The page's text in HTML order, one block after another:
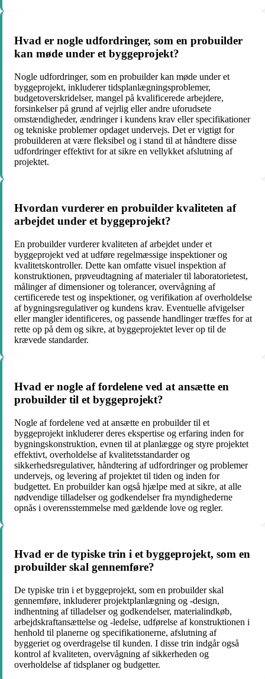
Hvad er nogle udfordringer, som en probuilder
kan møde under et byggeprojekt?
Nogle udfordringer, som en probuilder kan møde under et
byggeprojekt, inkluderer tidsplanlægningsproblemer,
budgetoverskridelser, mangel på kvalificerede arbejdere,
forsinkelser på grund af vejrlig eller andre uforudsete
omstændigheder, ændringer i kundens krav eller specifikationer
og tekniske problemer opdaget undervejs. Det er vigtigt for
probuilderen at være fleksibel og i stand til at håndtere disse
udfordringer effektivt for at sikre en vellykket afslutning af
projektet.
Hvordan vurderer en probuilder kvaliteten af
arbejdet under et byggeprojekt?
En probuilder vurderer kvaliteten af arbejdet under et
byggeprojekt ved at udføre regelmæssige inspektioner og
kvalitetskontroller. Dette kan omfatte visuel inspektion af
konstruktionen, prøveudtagning af materialer til laboratorietest,
målinger af dimensioner og tolerancer, overvågning af
certificerede test og inspektioner, og verifikation af overholdelse
af bygningsregulativer og kundens krav. Eventuelle afvigelser
eller mangler identificeres, og passende handlinger træffes for at
rette op på dem og sikre, at byggeprojektet lever op til de
krævede standarder.
Hvad er nogle af fordelene ved at ansætte en
probuilder til et byggeprojekt?
Nogle af fordelene ved at ansætte en probuilder til et
byggeprojekt inkluderer deres ekspertise og erfaring inden for
bygningskonstruktion, evnen til at planlægge og styre projektet
effektivt, overholdelse af kvalitetsstandarder og
sikkerhedsregulativer, håndtering af udfordringer og problemer
undervejs, og levering af projektet til tiden og inden for
budgettet. En probuilder kan også hjælpe med at sikre, at alle
nødvendige tilladelser og godkendelser fra myndighederne
opnås i overensstemmelse med gældende love og regler.
Hvad er de typiske trin i et byggeprojekt, som en
probuilder skal gennemføre?
De typiske trin i et byggeprojekt, som en probuilder skal
gennemføre, inkluderer projektplanlægning og -design,
indhentning af tilladelser og godkendelser, materialindkøb,
arbejdskraftansættelse og -ledelse, udførelse af konstruktionen i
henhold til planerne og specifikationerne, afslutning af
byggeriet og overdragelse til kunden. I disse trin indgår også
kontrol af kvaliteten, overvågning af sikkerheden og
overholdelse af tidsplaner og budgetter.